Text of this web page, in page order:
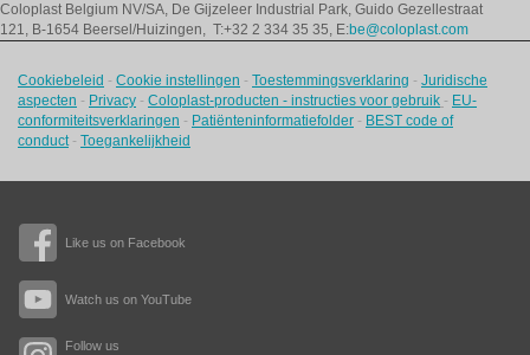
Like us on Facebook
Watch us on YouTube
Follow us
Coloplast Belgium NV/SA, De Gijzeleer Industrial Park, Guido Gezellestraat
121, B-1654 Beersel/Huizingen, T:+32 2 334 35 35, E:be@coloplast.com
Cookiebeleid - Cookie instellingen - Toestemmingsverklaring - Juridische
aspecten - Privacy - Coloplast-producten - instructies voor gebruik - EU-
conformiteitsverklaringen - Patiënteninformatiefolder - BEST code of
conduct- Toegankelijkheid